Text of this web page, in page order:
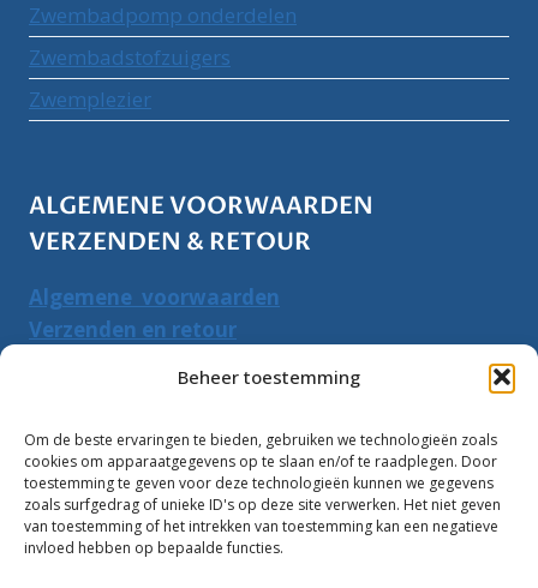
Beheer toestemming
Om de beste ervaringen te bieden, gebruiken we technologieën zoals
cookies om apparaatgegevens op te slaan en/of te raadplegen. Door
toestemming te geven voor deze technologieën kunnen we gegevens
zoals surfgedrag of unieke ID's op deze site verwerken. Het niet geven
van toestemming of het intrekken van toestemming kan een negatieve
invloed hebben op bepaalde functies.
Zwembadpomp onderdelen
Zwembadstofzuigers
Zwemplezier
ALGEMENE VOORWAARDEN
VERZENDEN & RETOUR
Algemene voorwaarden
Verzenden en retour
PRODUCTEN ZOEKEN
Zoeken
naar:
Zoeken